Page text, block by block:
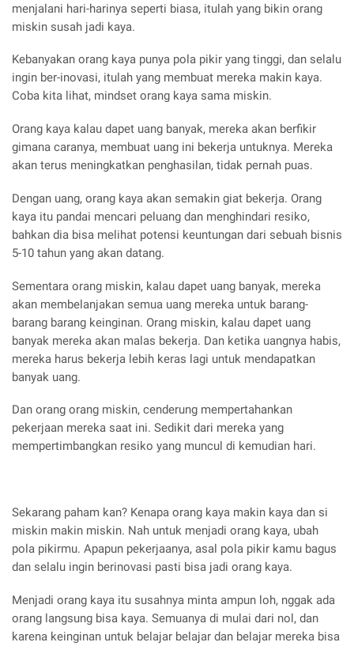
menjalani hari-harinya seperti biasa, itulah yang bikin orang
miskin susah jadi kaya.
Kebanyakan orang kaya punya pola pikir yang tinggi, dan selalu
ingin ber-inovasi, itulah yang membuat mereka makin kaya.
Coba kita lihat, mindset orang kaya sama miskin.
Orang kaya kalau dapet uang banyak, mereka akan berfikir
gimana caranya, membuat uang ini bekerja untuknya. Mereka
akan terus meningkatkan penghasilan, tidak pernah puas.
Dengan uang, orang kaya akan semakin giat bekerja. Orang
kaya itu pandai mencari peluang dan menghindari resiko,
bahkan dia bisa melihat potensi keuntungan dari sebuah bisnis
5-10 tahun yang akan datang.
Sementara orang miskin, kalau dapet uang banyak, mereka
akan membelanjakan semua uang mereka untuk barang-
barang barang keinginan. Orang miskin, kalau dapet uang
banyak mereka akan malas bekerja. Dan ketika uangnya habis,
mereka harus bekerja lebih keras lagi untuk mendapatkan
banyak uang.
Dan orang orang miskin, cenderung mempertahankan
pekerjaan mereka saat ini. Sedikit dari mereka yang
mempertimbangkan resiko yang muncul di kemudian hari.
Sekarang paham kan? Kenapa orang kaya makin kaya dan si
miskin makin miskin. Nah untuk menjadi orang kaya, ubah
pola pikirmu. Apapun pekerjaanya, asal pola pikir kamu bagus
dan selalu ingin berinovasi pasti bisa jadi orang kaya.
Menjadi orang kaya itu susahnya minta ampun loh, nggak ada
orang langsung bisa kaya. Semuanya di mulai dari nol, dan
karena keinginan untuk belajar belajar dan belajar mereka bisa